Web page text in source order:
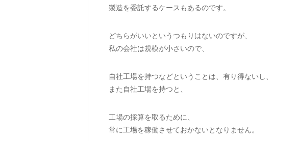
製造を委託するケースもあるのです。
どちらがいいというつもりはないのですが、
私の会社は規模が小さいので、
自社工場を持つなどということは、有り得ないし、
また自社工場を持つと、
工場の採算を取るために、
常に工場を稼働させておかないとなりません。